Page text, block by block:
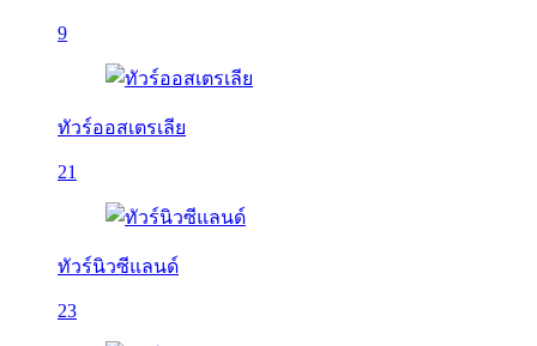
9
ทัวร์ออสเตรเลีย
21
ทัวร์นิวซีแลนด์
23